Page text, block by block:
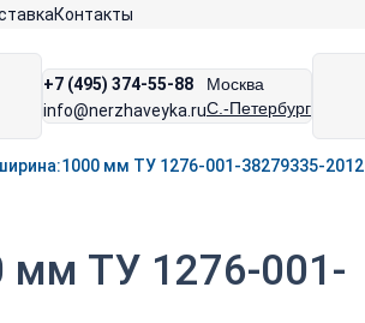
Контакты
+7 (495) 374-55-88
info@nerzhaveyka.ru
Москва
С.-Петербург
мм ТУ 1276-001-38279335-2012
мм ТУ 1276-001-